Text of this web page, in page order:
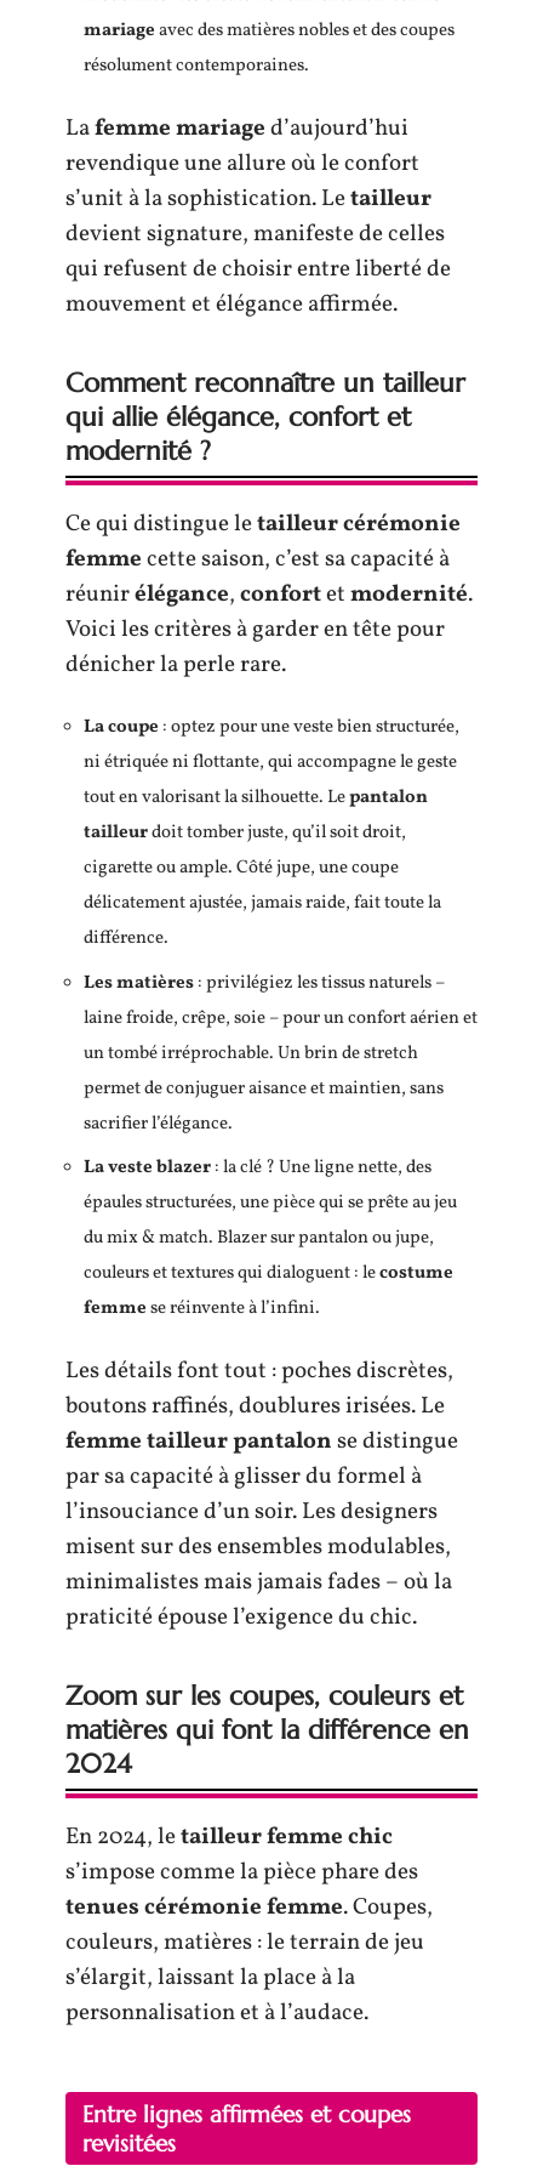
mariageavec des matières nobles et des coupes
résolument contemporaines.
Lafemme mariaged’aujourd’hui
revendique une allure où le confort
s’unit à la sophistication. Letailleur
devient signature, manifeste de celles
qui refusent de choisir entre liberté de
mouvement et élégance affirmée.
Comment reconnaître un tailleur
qui allie élégance, confort et
modernité ?
Ce qui distingue letailleur cérémonie
femmecette saison, c’est sa capacité à
réunirélégance,confortetmodernité.
Voici les critères à garder en tête pour
dénicher la perle rare.
La coupe : optez pour une veste bien structurée,
ni étriquée ni flottante, qui accompagne le geste
tout en valorisant la silhouette. Lepantalon
tailleurdoit tomber juste, qu’il soit droit,
cigarette ou ample. Côté jupe, une coupe
délicatement ajustée, jamais raide, fait toute la
différence.
Les matières: privilégiez les tissus naturels –
laine froide, crêpe, soie – pour un confort aérien et
un tombé irréprochable. Un brin de stretch
permet de conjuguer aisance et maintien, sans
sacrifier l’élégance.
La veste blazer: la clé ? Une ligne nette, des
épaules structurées, une pièce qui se prête au jeu
du mix & match. Blazer sur pantalon ou jupe,
couleurs et textures qui dialoguent : lecostume
femmese réinvente à l’infini.
Les détails font tout : poches discrètes,
boutons raffinés, doublures irisées. Le
femme tailleur pantalonse distingue
par sa capacité à glisser du formel à
l’insouciance d’un soir. Les designers
misent sur des ensembles modulables,
minimalistes mais jamais fades – où la
praticité épouse l’exigence du chic.
Zoom sur les coupes, couleurs et
matières qui font la différence en
2024
En 2024, letailleur femme chic
s’impose comme la pièce phare des
tenues cérémonie femme. Coupes,
couleurs, matières : le terrain de jeu
s’élargit, laissant la place à la
personnalisation et à l’audace.
Entre lignes affirmées et coupes
revisitées